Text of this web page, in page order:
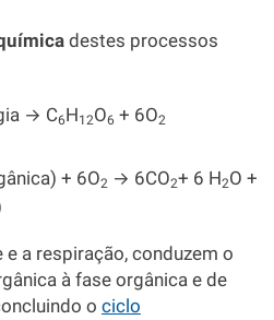
destes processos
→ C6H12O6 + 6O2
+ 6O2 → 6CO2+ 6 H2O +
a respiração, conduzem o
à fase orgânica e de
o ciclo